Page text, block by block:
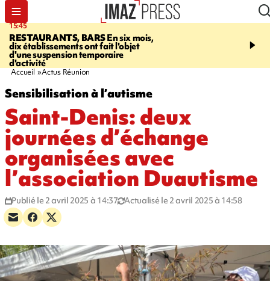
15:45
RESTAURANTS, BARSEn six mois,
dix établissements ont fait l'objet
d'une suspension temporaire
d'activité
17:17
Angeles, un homme vit
Accueil Actus Réunion
Sensibilisation à l’autisme
Saint-Denis: deux
journées d’échange
organisées avec
l’association Duautisme
Publié le 2 avril 2025 à 14:37 Actualisé le 2 avril 2025 à 14:58